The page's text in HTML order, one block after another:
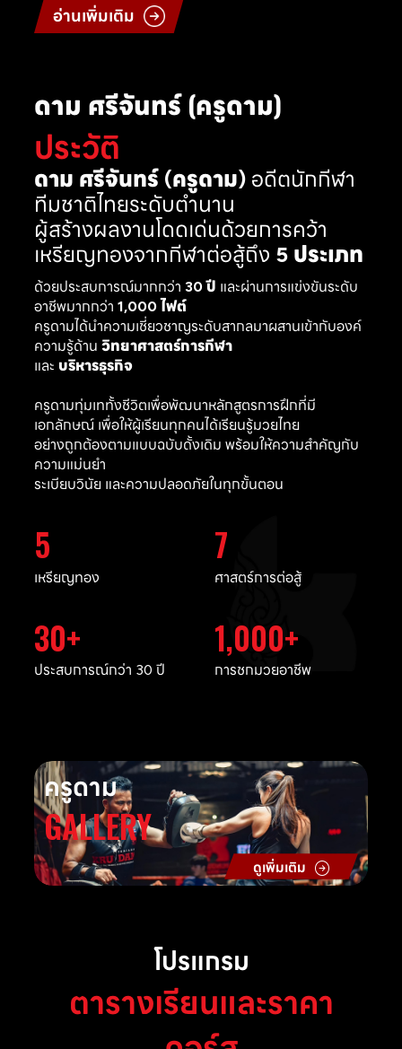
อ่านเพิ่มเติม
ดาม ศรีจันทร์ (ครูดาม)
ประวัติ
ดาม ศรีจันทร์ (ครูดาม)อดีตนักกีฬา
ทีมชาติไทยระดับตำนาน
ผู้สร้างผลงานโดดเด่นด้วยการคว้า
เหรียญทองจากกีฬาต่อสู้ถึง 5 ประเภท
ด้วยประสบการณ์มากกว่า 30 ปี และผ่านการแข่งขันระดับ
อาชีพมากกว่า 1,000 ไฟต์
ครูดามได้นำความเชี่ยวชาญระดับสากลมาผสานเข้ากับองค์
ความรู้ด้าน วิทยาศาสตร์การกีฬา
และ บริหารธุรกิจ
ครูดามทุ่มเททั้งชีวิตเพื่อพัฒนาหลักสูตรการฝึกที่มี
เอกลักษณ์ เพื่อให้ผู้เรียนทุกคนได้เรียนรู้มวยไทย
อย่างถูกต้องตามแบบฉบับดั้งเดิม พร้อมให้ความสำคัญกับ
ความแม่นยำ
ระเบียบวินัย และความปลอดภัยในทุกขั้นตอน
5
เหรียญทอง
7
ศาสตร์การต่อสู้
30
ประสบการณ์กว่า 30 ปี
1,000
การชกมวยอาชีพ
ครูดาม
GALLERY
ดูเพิ่มเติม
โปรแกรม
ตารางเรียนและราคา